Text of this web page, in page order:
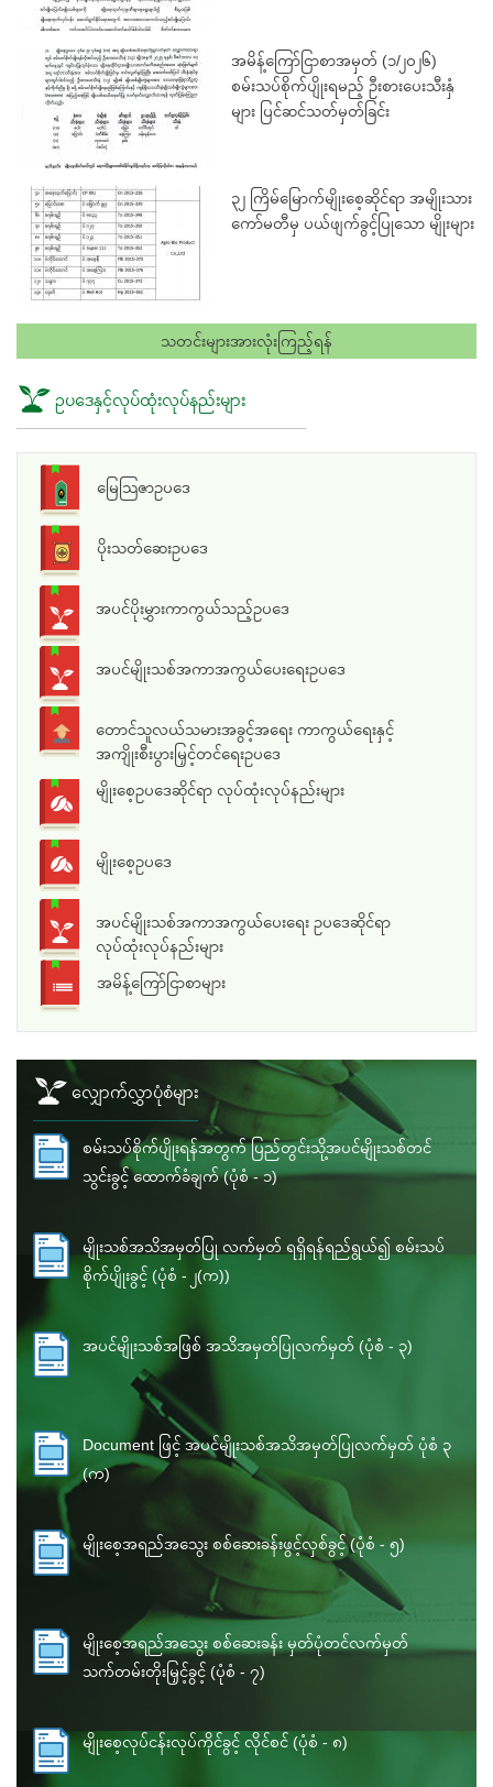
အမိန့်ကြော်ငြာစာအမှတ် (၁/၂၀၂၆)
စမ်းသပ်စိုက်ပျိုးရမည့် ဦးစားပေးသီးနှံ
များ ပြင်ဆင်သတ်မှတ်ခြင်း
၃၂ ကြိမ်မြောက်မျိုးစေ့ဆိုင်ရာ အမျိုးသား
ကော်မတီမှ ပယ်ဖျက်ခွင့်ပြုသော မျိုးများ
သတင်းများအားလုံးကြည့်ရန်
ဥပဒေနှင့်လုပ်ထုံးလုပ်နည်းများ
မြေသြဇာဥပဒေ
ပိုးသတ်ဆေးဥပဒေ
အပင်ပိုးမွှားကာကွယ်သည့်ဥပဒေ
အပင်မျိုးသစ်အကာအကွယ်ပေးရေးဥပဒေ
တောင်သူလယ်သမားအခွင့်အရေး ကာကွယ်ရေးနှင့်
အကျိုးစီးပွားမြှင့်တင်ရေးဥပဒေ
မျိုးစေ့ဥပဒေဆိုင်ရာ လုပ်ထုံးလုပ်နည်းများ
မျိုးစေ့ဥပဒေ
အပင်မျိုးသစ်အကာအကွယ်ပေးရေး ဥပဒေဆိုင်ရာ
လုပ်ထုံးလုပ်နည်းများ
အမိန့်ကြော်ငြာစာများ
လျှောက်လွှာပုံစံများ
စမ်းသပ်စိုက်ပျိုးရန်အတွက် ပြည်တွင်းသို့အပင်မျိုးသစ်တင်
သွင်းခွင့် ထောက်ခံချက် (ပုံစံ - ၁)
မျိုးသစ်အသိအမှတ်ပြု လက်မှတ် ရရှိရန်ရည်ရွယ်၍ စမ်းသပ်
စိုက်ပျိုးခွင့် (ပုံစံ - ၂(က))
အပင်မျိုးသစ်အဖြစ် အသိအမှတ်ပြုလက်မှတ် (ပုံစံ - ၃)
Document ဖြင့် အပင်မျိုးသစ်အသိအမှတ်ပြုလက်မှတ် ပုံစံ ၃
(က)
မျိုးစေ့အရည်အသွေး စစ်ဆေးခန်းဖွင့်လှစ်ခွင့် (ပုံစံ - ၅)
မျိုးစေ့အရည်အသွေး စစ်ဆေးခန်း မှတ်ပုံတင်လက်မှတ်
သက်တမ်းတိုးမြှင့်ခွင့် (ပုံစံ - ၇)
မျိုးစေ့လုပ်ငန်းလုပ်ကိုင်ခွင့် လိုင်စင် (ပုံစံ - ၈)